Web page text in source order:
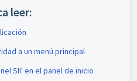
leer:
a un menú principal
SII' en el panel de inicio